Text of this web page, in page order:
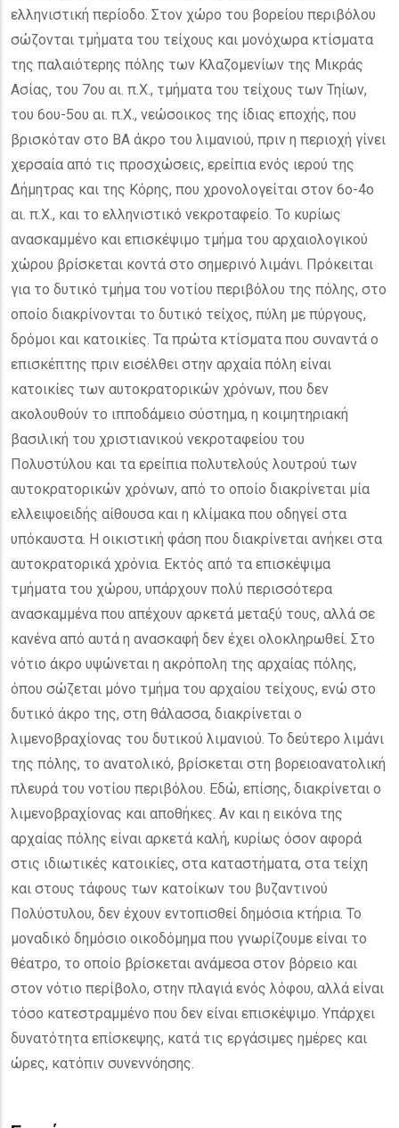
ελληνιστική περίοδο. Στον χώρο του βορείου περιβόλου
σώζονται τμήματα του τείχους και μονόχωρα κτίσματα
της παλαιότερης πόλης των Κλαζομενίων της Μικράς
Ασίας, του 7ου αι. π.Χ., τμήματα του τείχους των Τηίων,
του 6ου-5ου αι. π.Χ., νεώσοικος της ίδιας εποχής, που
βρισκόταν στο ΒΑ άκρο του λιμανιού, πριν η περιοχή γίνει
χερσαία από τις προσχώσεις, ερείπια ενός ιερού της
Δήμητρας και της Κόρης, που χρονολογείται στον 6ο-4ο
αι. π.Χ., και το ελληνιστικό νεκροταφείο. Το κυρίως
ανασκαμμένο και επισκέψιμο τμήμα του αρχαιολογικού
χώρου βρίσκεται κοντά στο σημερινό λιμάνι. Πρόκειται
για το δυτικό τμήμα του νοτίου περιβόλου της πόλης, στο
οποίο διακρίνονται το δυτικό τείχος, πύλη με πύργους,
δρόμοι και κατοικίες. Τα πρώτα κτίσματα που συναντά ο
επισκέπτης πριν εισέλθει στην αρχαία πόλη είναι
κατοικίες των αυτοκρατορικών χρόνων, που δεν
ακολουθούν το ιπποδάμειο σύστημα, η κοιμητηριακή
βασιλική του χριστιανικού νεκροταφείου του
Πολυστύλου και τα ερείπια πολυτελούς λουτρού των
αυτοκρατορικών χρόνων, από το οποίο διακρίνεται μία
ελλειψοειδής αίθουσα και η κλίμακα που οδηγεί στα
υπόκαυστα. Η οικιστική φάση που διακρίνεται ανήκει στα
αυτοκρατορικά χρόνια. Εκτός από τα επισκέψιμα
τμήματα του χώρου, υπάρχουν πολύ περισσότερα
ανασκαμμένα που απέχουν αρκετά μεταξύ τους, αλλά σε
κανένα από αυτά η ανασκαφή δεν έχει ολοκληρωθεί. Στο
νότιο άκρο υψώνεται η ακρόπολη της αρχαίας πόλης,
όπου σώζεται μόνο τμήμα του αρχαίου τείχους, ενώ στο
δυτικό άκρο της, στη θάλασσα, διακρίνεται ο
λιμενοβραχίονας του δυτικού λιμανιού. Το δεύτερο λιμάνι
της πόλης, το ανατολικό, βρίσκεται στη βορειοανατολική
πλευρά του νοτίου περιβόλου. Εδώ, επίσης, διακρίνεται ο
λιμενοβραχίονας και αποθήκες. Αν και η εικόνα της
αρχαίας πόλης είναι αρκετά καλή, κυρίως όσον αφορά
στις ιδιωτικές κατοικίες, στα καταστήματα, στα τείχη
και στους τάφους των κατοίκων του βυζαντινού
Πολύστυλου, δεν έχουν εντοπισθεί δημόσια κτήρια. Το
μοναδικό δημόσιο οικοδόμημα που γνωρίζουμε είναι το
θέατρο, το οποίο βρίσκεται ανάμεσα στον βόρειο και
στον νότιο περίβολο, στην πλαγιά ενός λόφου, αλλά είναι
τόσο κατεστραμμένο που δεν είναι επισκέψιμο. Υπάρχει
δυνατότητα επίσκεψης, κατά τις εργάσιμες ημέρες και
ώρες, κατόπιν συνεννόησης.